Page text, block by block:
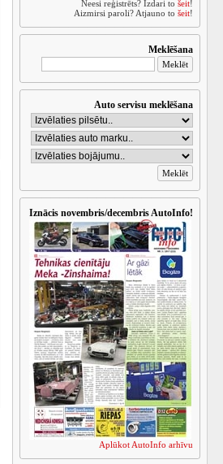
Neesi reģistrēts? Izdari to šeit!
Aizmirsi paroli? Atjauno to šeit!
Meklēšana
Auto servisu meklēšana
Iznācis novembris/decembris AutoInfo!
Aplūkot AutoInfo arhīvu